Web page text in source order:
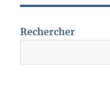
e
Rechercher